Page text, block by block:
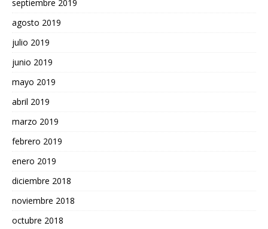
septiembre 2019
agosto 2019
julio 2019
junio 2019
mayo 2019
abril 2019
marzo 2019
febrero 2019
enero 2019
diciembre 2018
noviembre 2018
octubre 2018